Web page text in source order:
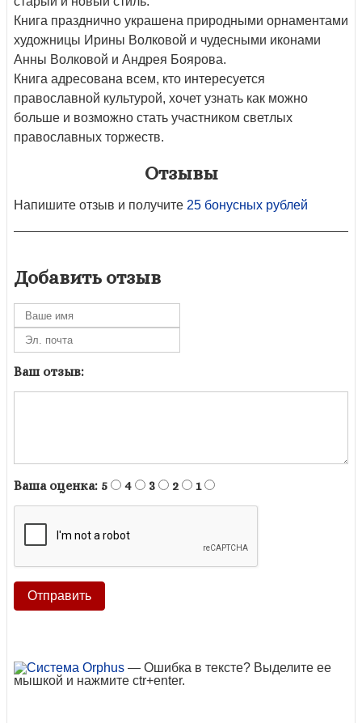
Книга празднично украшена природными орнаментами
художницы Ирины Волковой и чудесными иконами
Анны Волковой и Андрея Боярова.
Книга адресована всем, кто интересуется
православной культурой, хочет узнать как можно
больше и возможно стать участником светлых
православных торжеств.
Отзывы
Напишите отзыв и получите 25 бонусных рублей
Добавить отзыв
Ваш отзыв:
Ваша оценка: 5 4 3 2 1
— Ошибка в тексте? Выделите ее
мышкой и нажмите ctr+enter.